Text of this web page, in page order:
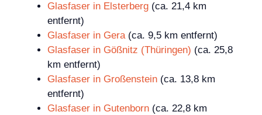
Glasfaser in Elsterberg (ca. 21,4 km
entfernt)
Glasfaser in Gera(ca. 9,5 km entfernt)
Glasfaser in Gößnitz (Thüringen) (ca. 25,8
km entfernt)
Glasfaser in Großenstein (ca. 13,8 km
entfernt)
Glasfaser in Gutenborn (ca. 22,8 km